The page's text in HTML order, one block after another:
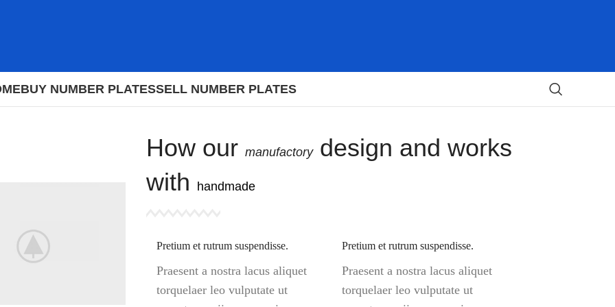
BUY NUMBER PLATESSELL NUMBER PLATES
How our manufactorydesign and works
with
handmade
Pretium et rutrum suspendisse.
Praesent a nostra lacus aliquet
torquelaer leo vulputate ut
Pretium et rutrum suspendisse.
Praesent a nostra lacus aliquet
torquelaer leo vulputate ut